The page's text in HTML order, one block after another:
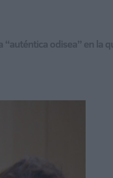
odisea” en la